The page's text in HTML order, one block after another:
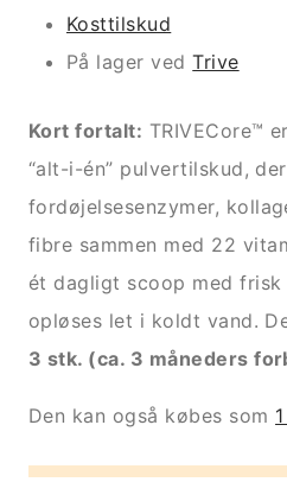
Kosttilskud
På lager vedTrive
Kort fortalt: TRIVECore™
“alt-i-én” pulvertilskud,
fordøjelses­enzymer,
fibre sammen med 22
ét dagligt scoop med frisk
opløses let i koldt vand.
3 stk. (ca. 3 måneders
Den kan også købes som